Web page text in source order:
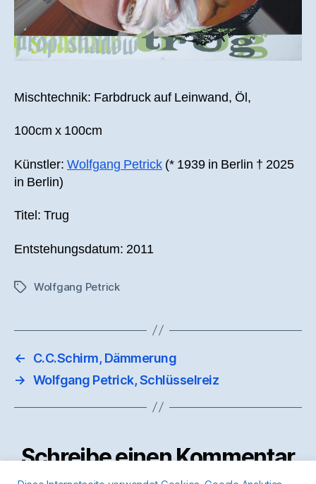
Mischtechnik: Farbdruck auf Leinwand, Öl,
100cm x 100cm
Künstler: Wolfgang Petrick (* 1939 in Berlin † 2025
in Berlin)
Titel: Trug
Entstehungsdatum: 2011
Schlagwörter
Wolfgang Petrick
←
C.C.Schirm, Dämmerung
→ Wolfgang Petrick, Schlüsselreiz
Schreibe einen Kommentar